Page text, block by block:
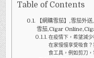
Table of Contents
【網購雪茄】,雪茄外
雪茄,Cigar
在疫情下，希望減
在家慢慢享受吸食
食工具，例如剪刀